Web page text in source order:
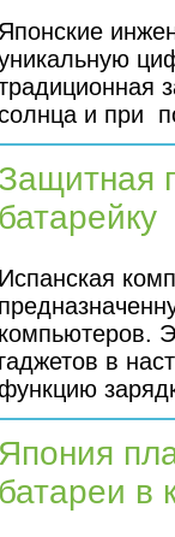
Японские
и при
Защитная
батарейку
Испанская
компьютеров.
гаджетов в
Япония
батареи в